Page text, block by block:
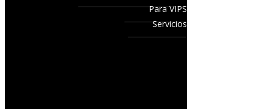
Para VIPS
Servicios